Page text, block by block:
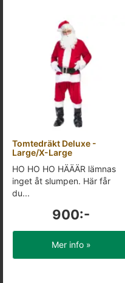
Tomtedräkt Deluxe -
Large/X-Large
HO HO HO HÄÄÄR lämnas
inget åt slumpen. Här får
du...
900:-
Mer info »